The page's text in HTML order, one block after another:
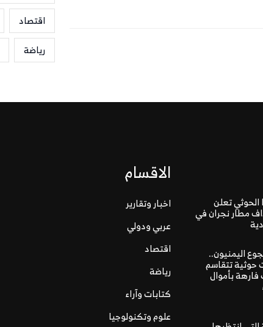
اقتصاد
رياضة
الحوثي تعلن
مطار نجران في
اليمنيون..
تتقاسم
فارهة بأموال
الاقسام
اخبار وتقارير
عربي ودولي
اقتصاد
رياضة
كتابات وآراء
علوم وتكنولوجيا